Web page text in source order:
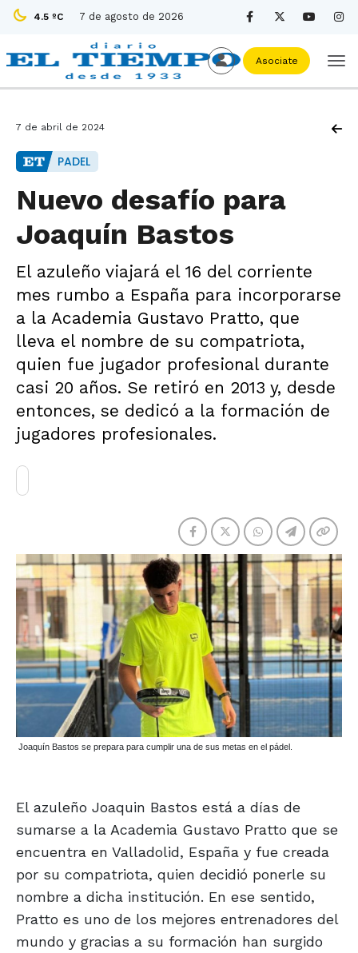
4.5 ºC 7 de agosto de 2026
Asociate
7 de abril de 2024
PADEL
Nuevo desafío para
Joaquín Bastos
El azuleño viajará el 16 del corriente
mes rumbo a España para incorporarse
a la Academia Gustavo Pratto, que
lleva el nombre de su compatriota,
quien fue jugador profesional durante
casi 20 años. Se retiró en 2013 y, desde
entonces, se dedicó a la formación de
jugadores profesionales.
Joaquín Bastos se prepara para cumplir una de sus metas en el pádel.
El azuleño Joaquin Bastos está a días de
sumarse a la Academia Gustavo Pratto que se
encuentra en Valladolid, España y fue creada
por su compatriota, quien decidió ponerle su
nombre a dicha institución. En ese sentido,
Pratto es uno de los mejores entrenadores del
mundo y gracias a su formación han surgido